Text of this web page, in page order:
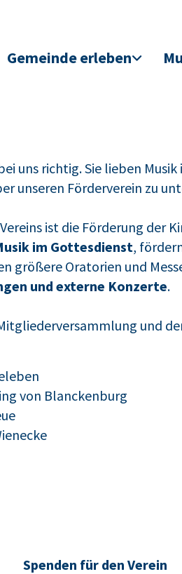
Gemeinde erleben
uns richtig. Sie lieben
unseren Förderverein zu
ist die Förderung der
im Gottesdienst,
größere Oratorien und
und externe Konzerte.
und
von Blanckenburg
Spenden für den Verein